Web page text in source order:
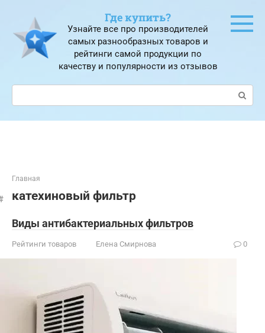
контенту
Где купить?
Узнайте все про производителей
самых разнообразных товаров и
рейтинги самой продукции по
качеству и популярности из отзывов
Поиск:
Главная
катехиновый фильтр
Виды антибактериальных фильтров
Рейтинги товаров Елена Смирнова 0